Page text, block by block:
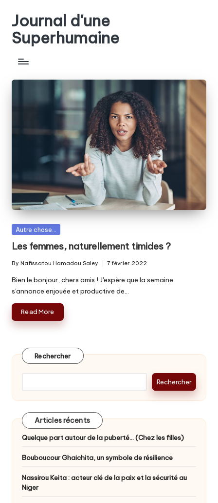
content
Journal d'une
Superhumaine
Posted
Autre chose...
Les femmes, naturellement timides ?
Posted
by
By Nafissatou Hamadou Saley 7 février 2022
Bien le bonjour, chers amis ! J'espère que la semaine
s'annonce enjouée et productive de…
Read More
Rechercher
Rechercher
Articles récents
Quelque part autour de la puberté… (Chez les filles)
Bouboucour Ghaichita, un symbole de résilience
Nassirou Keita : acteur clé de la paix et la sécurité au
Niger